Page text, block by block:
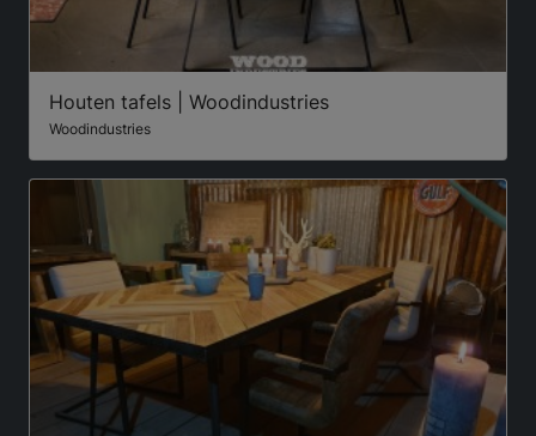
Houten tafels | Woodindustries
Woodindustries